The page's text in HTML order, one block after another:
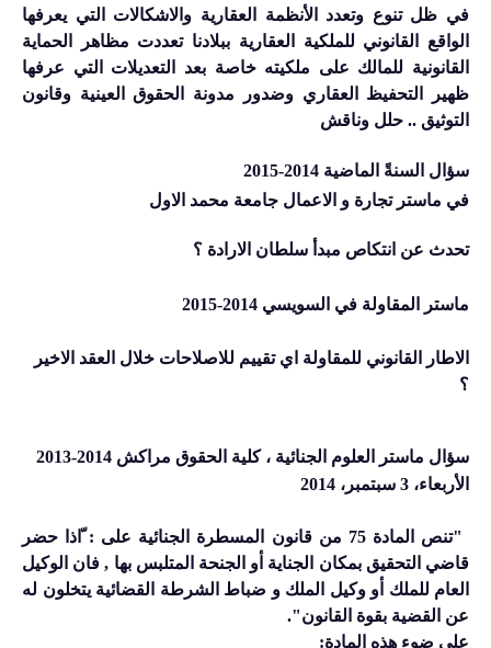
في ظل تنوع وتعدد الأنظمة العقارية والاشكالات التي يعرفها
الواقع القانوني للملكية العقارية ببلادنا تعددت مظاهر الحماية
القانونية للمالك على ملكيته خاصة بعد التعديلات التي عرفها
ظهير التحفيظ العقاري وضدور مدونة الحقوق العينية وقانون
التوثيق .. حلل وناقش
سؤال السنةً الماضية 2014-2015
في ماستر تجارة و الاعمال جامعة محمد الاول
تحدث عن انتكاص مبدأ سلطان الارادة ؟
ماستر المقاولة في السويسي 2014-2015
الاطار القانوني للمقاولة اي تقييم للاصلاحات خلال العقد الاخير
؟
ﺳﺆﺍﻝ ﻣﺎﺳﺘﺮ ﺍﻟﻌﻠﻮﻡ ﺍﻟﺠﻨﺎﺋﻴﺔ ، ﻛﻠﻴﺔ ﺍﻟﺤﻘﻮﻕ ﻣﺮﺍﻛﺶ 2014-2013
ﺍﻷﺭﺑﻌﺎﺀ، 3 ﺳﺒﺘﻤﺒﺮ،
"
ﺗﻨﺺ ﺍﻟﻤﺎﺩﺓ 75 ﻣﻦ ﻗﺎﻧﻮﻥ ﺍﻟﻤﺴﻄﺮﺓ ﺍﻟﺠﻨﺎﺋﻴﺔ ﻋﻠﻰ : ّﺍﺫﺍ ﺣﻀﺮ
ﻗﺎﺿﻲ ﺍﻟﺘﺤﻘﻴﻖ ﺑﻤﻜﺎﻥ ﺍﻟﺠﻨﺎﻳﺔ ﺃﻭ ﺍﻟﺠﻨﺤﺔ ﺍﻟﻤﺘﻠﺒﺲ ﺑﻬﺎ , ﻓﺎﻥ ﺍﻟﻮﻛﻴﻞ
ﺍﻟﻌﺎﻡ ﻟﻠﻤﻠﻚ ﺃﻭ ﻭﻛﻴﻞ ﺍﻟﻤﻠﻚ ﻭ ﺿﺒﺎﻁ ﺍﻟﺸﺮﻃﺔ ﺍﻟﻘﻀﺎﺋﻴﺔ ﻳﺘﺨﻠﻮﻥ ﻟﻪ
ﻋﻦ ﺍﻟﻘﻀﻴﺔ ﺑﻘﻮﺓ ﺍﻟﻘﺎﻧﻮﻥ."
ﻋﻠﻰ ﺿﻮﺀ ﻫﺬﻩ ﺍﻟﻤﺎﺩﺓ: